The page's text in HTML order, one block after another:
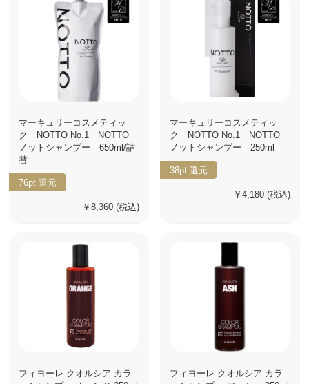
マーキュリーコスメティッ
ク NOTTO No.1 NOTTO
ノットシャンプー 650ml/詰
替
76pt 還元
￥8,360 (税込)
マーキュリーコスメティッ
ク NOTTO No.1 NOTTO
ノットシャンプー 250ml
38pt 還元
￥4,180 (税込)
フィヨーレ クオルシア カラ
フィヨーレ クオルシア カラ